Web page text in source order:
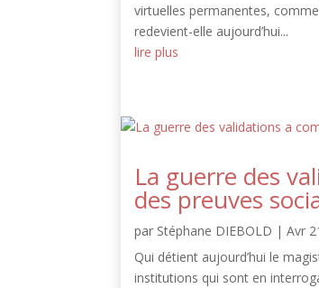
virtuelles permanentes,
redevient-elle aujourd’hui...
lire plus
La guerre des
des preuves
par Stéphane DIEBOLD |Avr
Qui détient aujourd’hui le
institutions qui sont en